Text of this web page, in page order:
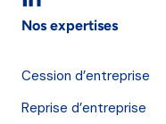
Nos expertises
Cession d’entreprise
Reprise d’entreprise